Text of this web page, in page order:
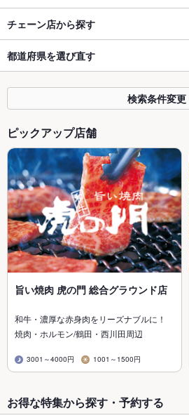
チェーン店から探す
都道府県を選び直す
検索条件変更
ピックアップ店舗
旨い焼肉 虎の門 総合グラウンド店
和牛・濃厚な赤身肉をリーズナブルに！
焼肉・ホルモン/鶴田・西川田周辺
3001～4000円 1001～1500円
お得な特集から探す・予約する